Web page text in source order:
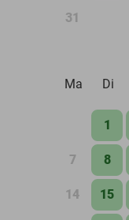
31
Ma
Di
1
7 8
14 15